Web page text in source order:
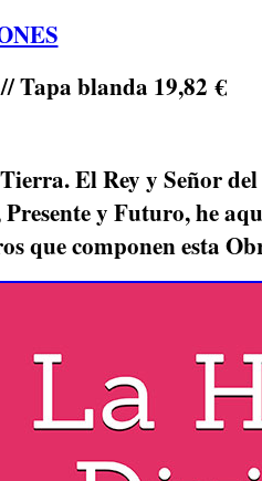
Tapa blanda 19,82 €
El Rey y Señor
y Futuro, he
que componen esta